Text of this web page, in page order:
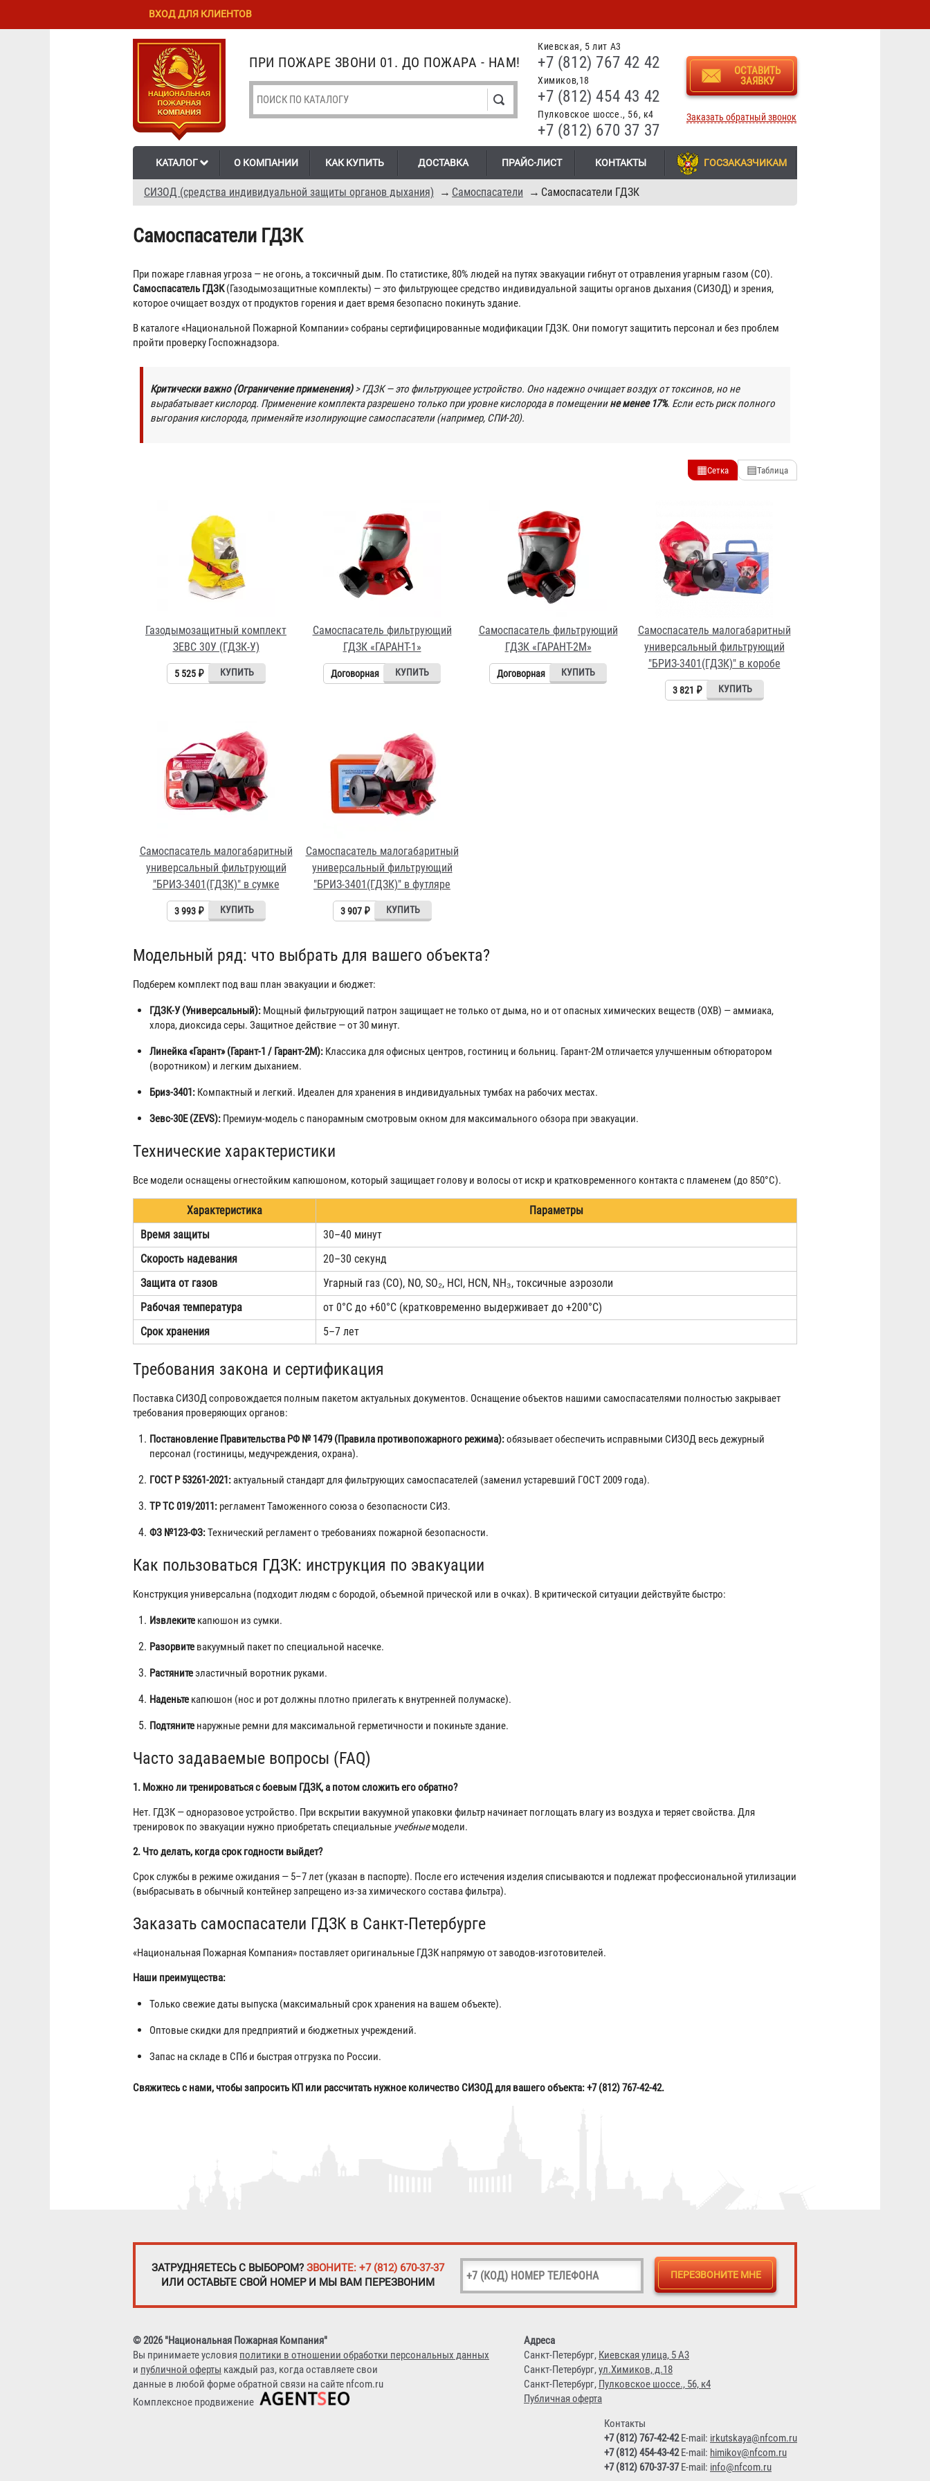
Перейти к
содержанию
Skip to
Киевская, 5 лит А3
+7 (812) 767 42 42
Химиков,18
+7 (812) 454 43 42
Пулковское шоссе., 56, к4
+7 (812) 670 37 37
ОСТАВИТЬ
ЗАЯВКУ
Заказать обратный звонок
ПРИ ПОЖАРЕ ЗВОНИ 01. ДО ПОЖАРА - НАМ!
КАТАЛОГ О КОМПАНИИ КАК КУПИТЬ ДОСТАВКА ПРАЙС-ЛИСТ КОНТАКТЫ ГОСЗАКАЗЧИКАМ
СИЗОД (средства индивидуальной защиты органов дыхания) → Самоспасатели → Самоспасатели ГДЗК
ВХОД ДЛЯ КЛИЕНТОВ
Самоспасатели ГДЗК
При пожаре главная угроза — не огонь, а токсичный дым. По статистике, 80% людей на путях эвакуации гибнут от отравления угарным газом (CO).
Самоспасатель ГДЗК(Газодымозащитные комплекты) — это фильтрующее средство индивидуальной защиты органов дыхания (СИЗОД) и зрения,
которое очищает воздух от продуктов горения и дает время безопасно покинуть здание.
В каталоге «Национальной Пожарной Компании» собраны сертифицированные модификации ГДЗК. Они помогут защитить персонал и без проблем
пройти проверку Госпожнадзора.
Критически важно (Ограничение применения)> ГДЗК — это фильтрующееустройство. Оно надежно очищает воздух от токсинов, но не
вырабатывает кислород. Применение комплекта разрешено только при уровне кислорода в помещениине менее 17%. Если есть риск полного
выгорания кислорода, применяйте изолирующие самоспасатели (например, СПИ-20).
▦Сетка ▤Таблица
Газодымозащитный комплект
ЗЕВС 30У (ГДЗК-У)
5 525 ₽
Самоспасатель фильтрующий
ГДЗК «ГАРАНТ-1»
Договорная
Самоспасатель фильтрующий
ГДЗК «ГАРАНТ-2М»
Договорная
Самоспасатель малогабаритный
универсальный фильтрующий
"БРИЗ-3401(ГДЗК)" в коробе
3 821 ₽
Самоспасатель малогабаритный
универсальный фильтрующий
"БРИЗ-3401(ГДЗК)" в сумке
3 993 ₽
Самоспасатель малогабаритный
универсальный фильтрующий
"БРИЗ-3401(ГДЗК)" в футляре
3 907 ₽
Модельный ряд: что выбрать для вашего объекта?
Подберем комплект под ваш план эвакуации и бюджет:
ГДЗК-У (Универсальный): Мощный фильтрующий патрон защищает не только от дыма, но и от опасных химических веществ (ОХВ) — аммиака,
хлора, диоксида серы. Защитное действие — от 30 минут.
Линейка «Гарант» (Гарант-1 / Гарант-2М): Классика для офисных центров, гостиниц и больниц. Гарант-2М отличается улучшенным обтюратором
(воротником) и легким дыханием.
Бриз-3401: Компактный и легкий. Идеален для хранения в индивидуальных тумбах на рабочих местах.
Зевс-30Е (ZEVS): Премиум-модель с панорамным смотровым окном для максимального обзора при эвакуации.
Технические характеристики
Все модели оснащены огнестойким капюшоном, который защищает голову и волосы от искр и кратковременного контакта с пламенем (до 850°C).
Характеристика
Параметры
Время защиты
30–40 минут
Скорость надевания
20–30 секунд
Защита от газов
Угарный газ (CO), NO, SO₂, HCl, HCN, NH₃, токсичные аэрозоли
Рабочая температура
от 0°C до +60°C (кратковременно выдерживает до +200°C)
Срок хранения
5–7 лет
Требования закона и сертификация
Поставка СИЗОД сопровождается полным пакетом актуальных документов. Оснащение объектов нашими самоспасателями полностью закрывает
требования проверяющих органов:
Постановление Правительства РФ № 1479 (Правила противопожарного режима):обязывает обеспечить исправными СИЗОД весь дежурный
персонал (гостиницы, медучреждения, охрана).
ГОСТ Р 53261-2021:актуальный стандарт для фильтрующих самоспасателей (заменил устаревший ГОСТ 2009 года).
ТР ТС 019/2011: регламент Таможенного союза о безопасности СИЗ.
ФЗ №123-ФЗ:Технический регламент о требованиях пожарной безопасности.
Как пользоваться ГДЗК: инструкция по эвакуации
Конструкция универсальна (подходит людям с бородой, объемной прической или в очках). В критической ситуации действуйте быстро:
Извлеките капюшон из сумки.
Разорвите вакуумный пакет по специальной насечке.
Растянитеэластичный воротник руками.
Наденьте капюшон (нос и рот должны плотно прилегать к внутренней полумаске).
Подтяните наружные ремни для максимальной герметичности и покиньте здание.
Часто задаваемые вопросы (FAQ)
1. Можно ли тренироваться с боевым ГДЗК, а потом сложить его обратно?
Нет. ГДЗК — одноразовое устройство. При вскрытии вакуумной упаковки фильтр начинает поглощать влагу из воздуха и теряет свойства. Для
тренировок по эвакуации нужно приобретать специальные учебныемодели.
2. Что делать, когда срок годности выйдет?
Срок службы в режиме ожидания — 5–7 лет (указан в паспорте). После его истечения изделия списываются и подлежат профессиональной утилизации
(выбрасывать в обычный контейнер запрещено из-за химического состава фильтра).
Заказать самоспасатели ГДЗК в Санкт-Петербурге
«Национальная Пожарная Компания» поставляет оригинальные ГДЗК напрямую от заводов-изготовителей.
Наши преимущества:
Только свежие даты выпуска (максимальный срок хранения на вашем объекте).
Оптовые скидки для предприятий и бюджетных учреждений.
Запас на складе в СПб и быстрая отгрузка по России.
Свяжитесь с нами, чтобы запросить КП или рассчитать нужное количество СИЗОД для вашего объекта: +7 (812) 767-42-42.
ЗАТРУДНЯЕТЕСЬ С ВЫБОРОМ? ЗВОНИТЕ: +7 (812) 670-37-37
ИЛИ ОСТАВЬТЕ СВОЙ НОМЕР И МЫ ВАМ ПЕРЕЗВОНИМ
© 2026 "Национальная Пожарная Компания"
Вы принимаете условия политики в отношении обработки персональных данных
и публичной оферты каждый раз, когда оставляете свои
данные в любой форме обратной связи на сайте nfcom.ru
Комплексное продвижение
Адреса
Санкт-Петербург, Киевская улица, 5 А3
Санкт-Петербург,ул.Химиков, д.18
Санкт-Петербург, Пулковское шоссе., 56, к4
Публичная оферта
Контакты
+7 (812) 767-42-42E-mail: irkutskaya@nfcom.ru
+7 (812) 454-43-42E-mail: himikov@nfcom.ru
+7 (812) 670-37-37E-mail: info@nfcom.ru